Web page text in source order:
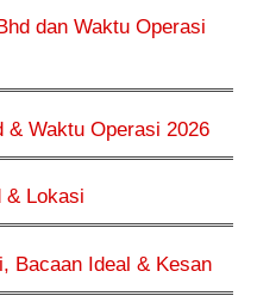
dan Waktu Operasi
& Waktu Operasi 2026
& Lokasi
Bacaan Ideal & Kesan